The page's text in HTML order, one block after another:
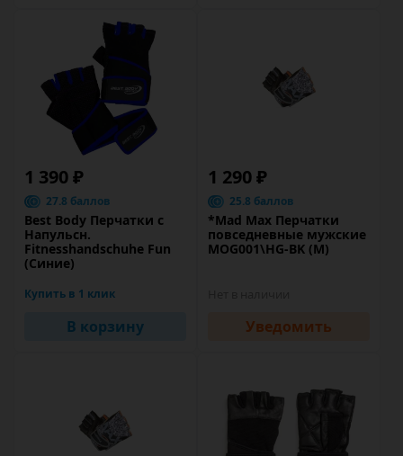
1 390 ₽
27.8 баллов
Best Body Перчатки с
Напульсн.
Fitnesshandschuhe Fun
(Синие)
Купить в 1 клик
В корзину
1 290 ₽
25.8 баллов
*Mad Max Перчатки
повседневные мужские
MOG001\HG-BK (M)
Уведомить